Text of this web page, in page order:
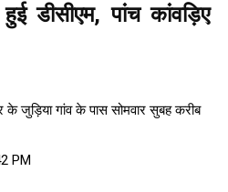
डीसीएम, पांच कांवड़िए
के जुड़िया गांव के पास सोमवार सुबह करीब
PM